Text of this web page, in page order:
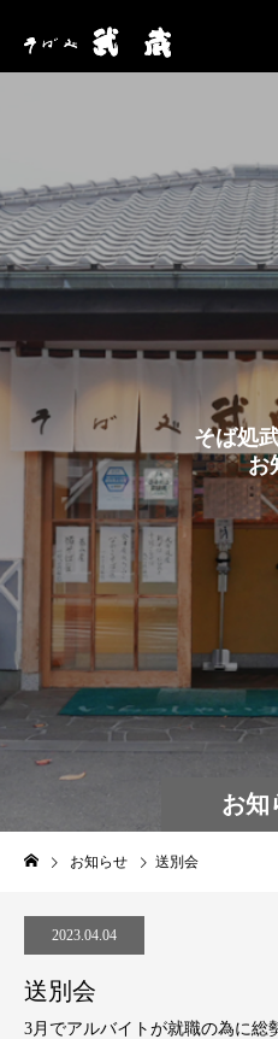
お知
そば処
お知
お知らせ 送別会
2023.04.04
送別会
3月でアルバイトが就職の為に総